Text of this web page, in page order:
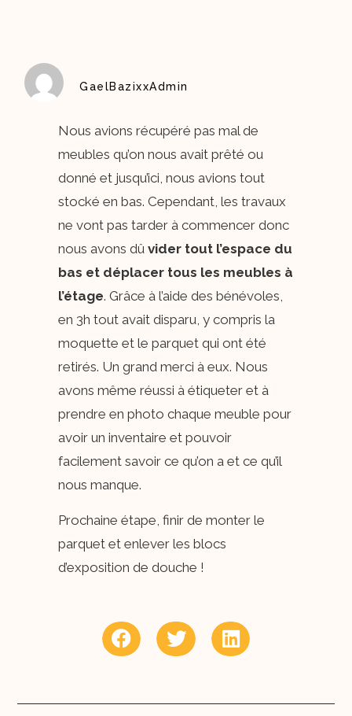
GaelBazixxAdmin
Nous avions récupéré pas mal de
meubles qu’on nous avait prêté ou
donné et jusqu’ici, nous avions tout
stocké en bas. Cependant, les travaux
ne vont pas tarder à commencer donc
nous avons dû vider tout l’espace du
bas et déplacer tous les meubles à
l’étage. Grâce à l’aide des bénévoles,
en 3h tout avait disparu, y compris la
moquette et le parquet qui ont été
retirés. Un grand merci à eux. Nous
avons même réussi à étiqueter et à
prendre en photo chaque meuble pour
avoir un inventaire et pouvoir
facilement savoir ce qu’on a et ce qu’il
nous manque.
Prochaine étape, finir de monter le
parquet et enlever les blocs
d’exposition de douche !